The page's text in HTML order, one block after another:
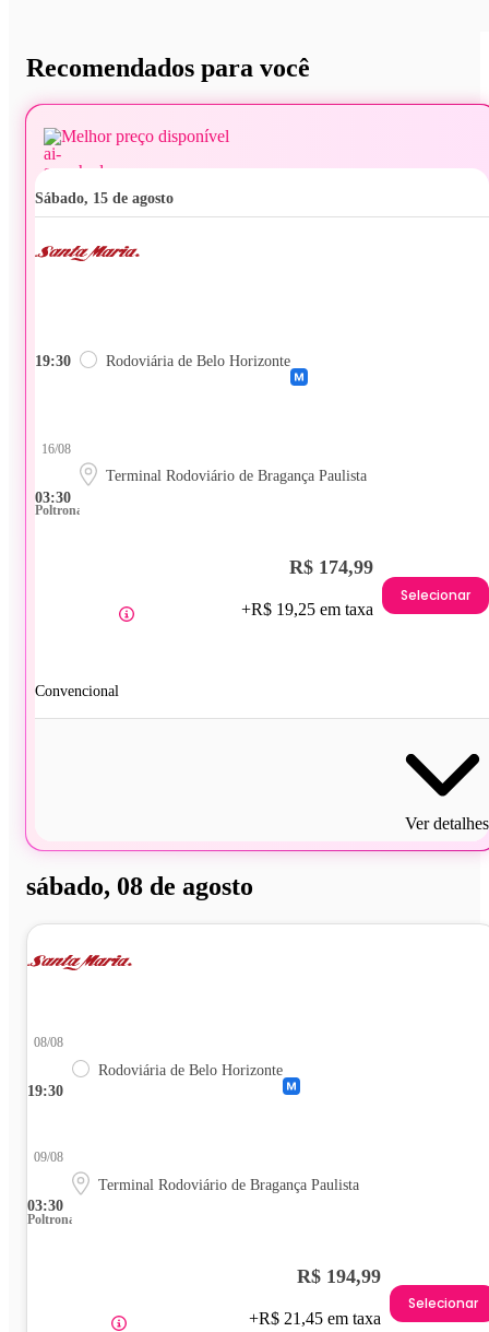
Recomendados para você
Melhor preço disponível
sábado, 15 de agosto
19:30 Rodoviária de Belo Horizonte
03:30
16/08
Terminal Rodoviário de Bragança Paulista
Poltrona
Convencional
R$ 174,99
+R$ 19,25 em taxa
Selecionar
Ver detalhes
sábado, 08 de agosto
19:30
08/08
Rodoviária de Belo Horizonte
03:30
09/08
Terminal Rodoviário de Bragança Paulista
Poltrona
R$ 194,99
+R$ 21,45 em taxa
Selecionar